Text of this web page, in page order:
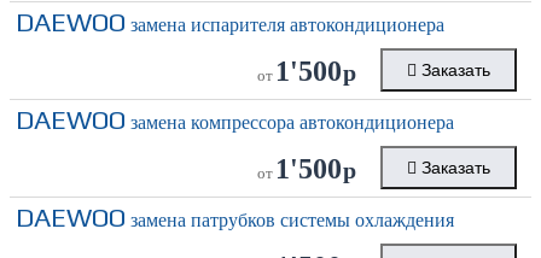
DAEWOO замена испарителя автокондиционера
от 1'500р Заказать
DAEWOO замена компрессора автокондиционера
от 1'500р Заказать
DAEWOO замена патрубков системы охлаждения